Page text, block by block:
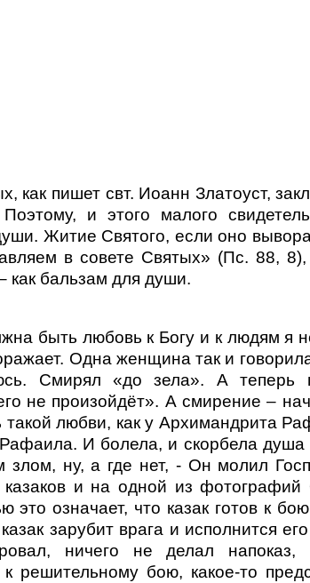
пишет свт. Иоанн Златоуст,
и этого малого
Житие Святого, если оно
в совете Святых» (Пс. 88,
как бальзам для души.
быть любовь к Богу и к людям я
Одна женщина так и
Смирял «до зела». А теперь
не произойдёт». А смирение –
любви, как у Архимандрита
И болела, и скорбела душа
ну, а где нет, - Он молил
и на одной из фотографий
означает, что казак готов к
зарубит врага и исполнится
ничего не делал напоказ,
решительному бою, какое-то